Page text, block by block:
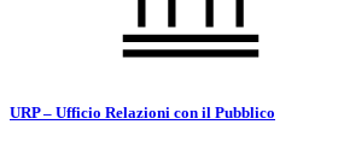
URP – Ufficio Relazioni con il Pubblico